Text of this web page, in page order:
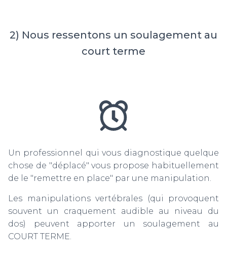
2) Nous ressentons un soulagement au
court terme
Un professionnel qui vous diagnostique quelque
chose de "déplacé" vous propose habituellement
de le "remettre en place" par une manipulation.
Les manipulations vertébrales (qui provoquent
souvent un craquement audible au niveau du
dos) peuvent apporter un soulagement au
COURT TERME.